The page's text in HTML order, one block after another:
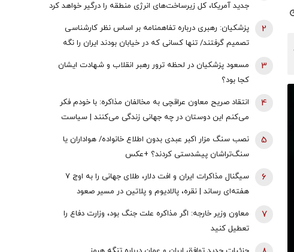
جدید آمریکا، کل زیرساخت‌های انرژی منطقه را درگیر خواهد کرد
پزشکیان: رهبری درباره تفاهمنامه بر اساس نظر کارشناسی
تصمیم گرفتند/ تنها کسانی که در خیابان بودند ایران را نگه
2
مسعود پزشکیان در لحظه ترور رهبر انقلاب و شهادت ایشان
کجا بود؟
3
انتقاد صریح معاون عراقچی به مخالفان مذاکره: با خودم فکر
می‌کنم این دوستان در چه جهانی زندگی می‌کنند | سیاست
خارجی عرصه تصمیم‌های دشوار و سنجش دقیق هزینه و فایده
است
4
نصب سنگ مزار اکبر عبدی بدون اطلاع خانواده/ هواداران یا
سنگ‌تراشان پیشدستی کردند؟ +عکس
5
سیگنال مذاکرات ایران و افت دلار، طلای جهانی را به اوج ۷
هفته‌ای رساند | نقره، پالادیوم و پلاتین در مسیر صعود
6
معاون وزیر خارجه: اگر مذاکره علت جنگ بود، وزارت دفاع را
تعطیل کنید
7